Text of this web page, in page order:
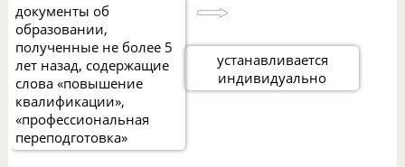
документы об
образовании,
полученные не более 5
лет назад, содержащие
слова «повышение
квалификации»,
«профессиональная
переподготовка»
устанавливается
индивидуально